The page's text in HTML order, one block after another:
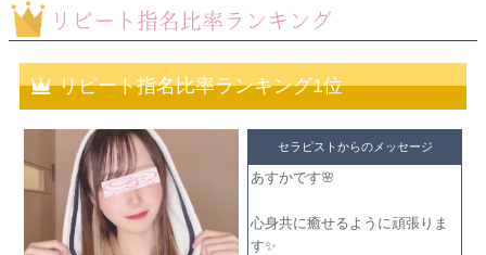
リピート指名比率ランキング
リピート指名比率ランキング1位
セラピストからのメッセージ
あすかです🌸
心身共に癒せるように頑張りま
す✨️